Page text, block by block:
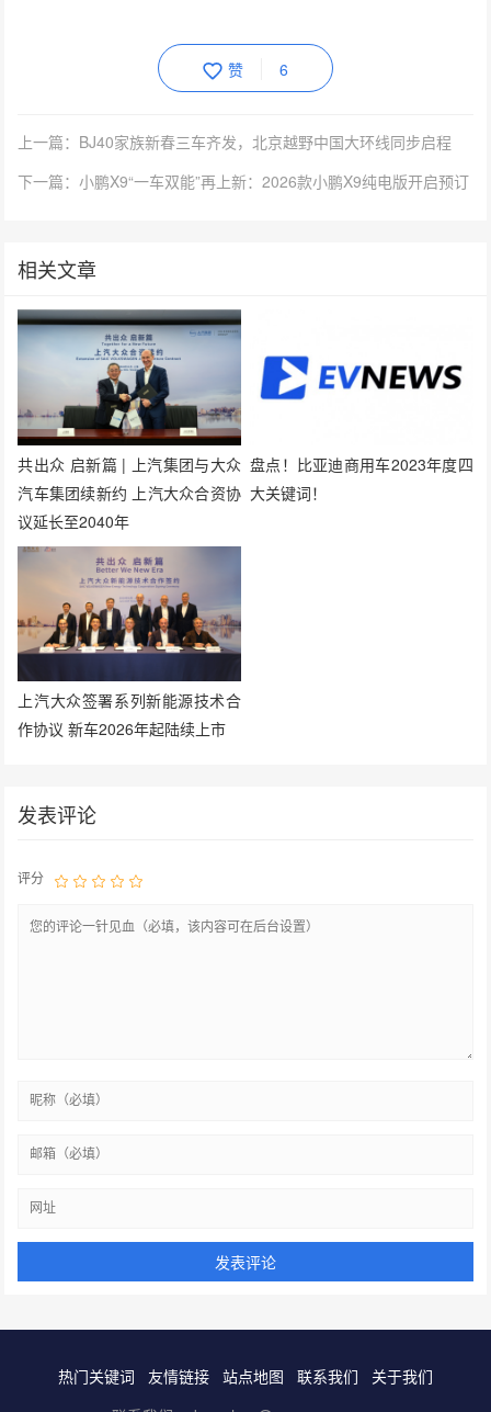
赞 6
上一篇：BJ40家族新春三车齐发，北京越野中国大环线同步启程
下一篇：小鹏X9“一车双能”再上新：2026款小鹏X9纯电版开启预订
相关文章
共出众 启新篇 | 上汽集团与大众
汽车集团续新约 上汽大众合资协
议延长至2040年
盘点！比亚迪商用车2023年度四
大关键词！
上汽大众签署系列新能源技术合
作协议 新车2026年起陆续上市
发表评论
评分
热门关键词 友情链接 站点地图 联系我们
关于我们